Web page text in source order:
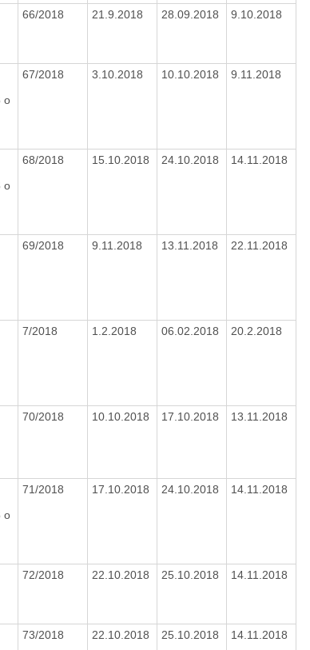
66/2018 21.9.2018 28.09.2018 9.10.2018
o
67/2018 3.10.2018 10.10.2018 9.11.2018
o
68/2018 15.10.2018 24.10.2018 14.11.2018
69/2018 9.11.2018 13.11.2018 22.11.2018
7/2018 1.2.2018 06.02.2018 20.2.2018
70/2018 10.10.2018 17.10.2018 13.11.2018
o
71/2018 17.10.2018 24.10.2018 14.11.2018
72/2018 22.10.2018 25.10.2018 14.11.2018
73/2018 22.10.2018 25.10.2018 14.11.2018